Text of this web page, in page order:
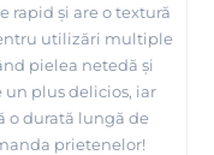
rapid și are o textură
utilizări multiple
pielea netedă și
un plus delicios, iar
o durată lungă de
prietenelor!